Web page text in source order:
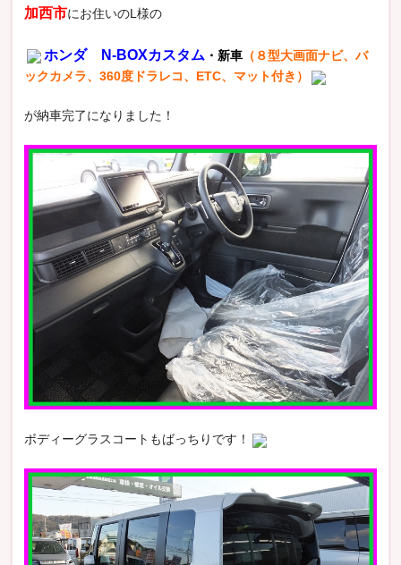
加西市にお住いのL様の
ホンダ N-BOXカスタム・新車（８型大画面ナビ、バ
ックカメラ、360度ドラレコ、ETC、マット付き）
が納車完了になりました！
ボディーグラスコートもばっちりです！